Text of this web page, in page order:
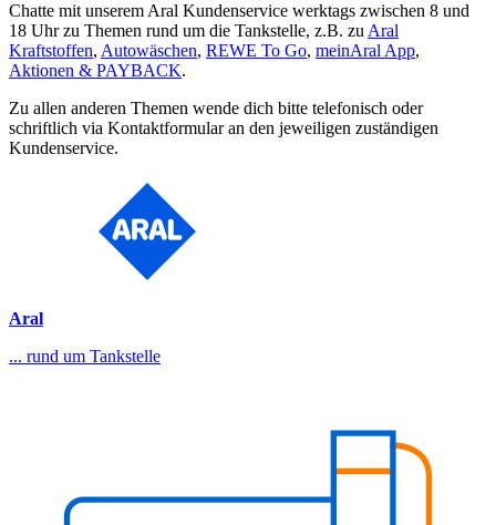
Chatte mit unserem Aral Kundenservice werktags zwischen 8 und
18 Uhr zu Themen rund um die Tankstelle, z.B. zu Aral
Kraftstoffen, Autowäschen, REWE To Go, meinAral App,
Aktionen & PAYBACK.
Zu allen anderen Themen wende dich bitte telefonisch oder
schriftlich via Kontaktformular an den jeweiligen zuständigen
Kundenservice.
Aral
... rund um Tankstelle